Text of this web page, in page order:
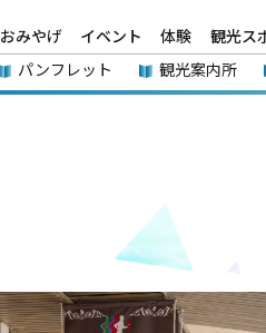
みやげ イベント 体験 観光ス
パンフレット 観光案内所